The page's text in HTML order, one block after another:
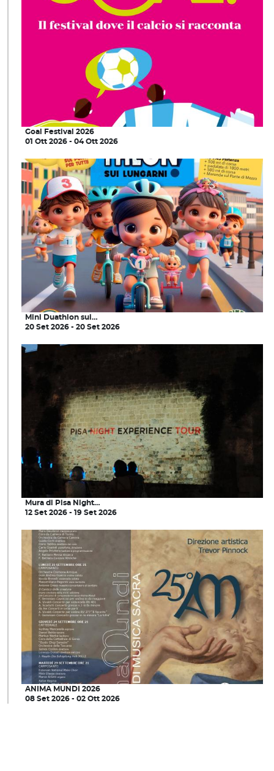
Goal Festival 2026
01 Ott 2026 - 04 Ott 2026
Mini Duathlon sui…
20 Set 2026 - 20 Set 2026
Mura di Pisa Night…
12 Set 2026 - 19 Set 2026
ANIMA MUNDI 2026
08 Set 2026 - 02 Ott 2026